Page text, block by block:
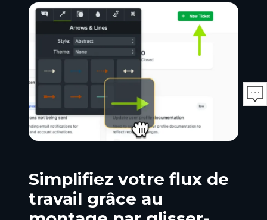
Simplifiez votre flux de
travail grâce au